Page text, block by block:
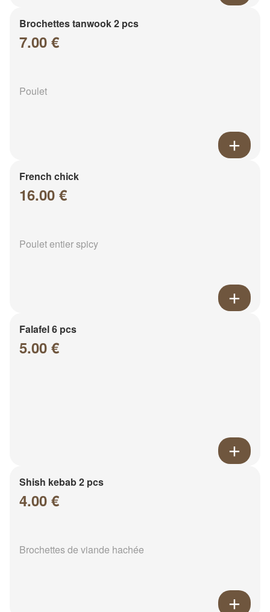
Brochettes tanwook 2 pcs
7.00 €
Poulet
French chick
16.00 €
Poulet entier spicy
Falafel 6 pcs
5.00 €
Shish kebab 2 pcs
4.00 €
Brochettes de viande hachée